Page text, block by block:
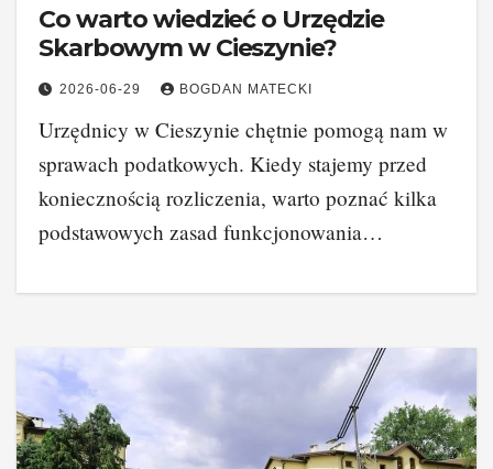
Co warto wiedzieć o Urzędzie
Skarbowym w Cieszynie?
2026-06-29 BOGDAN MATECKI
Urzędnicy w Cieszynie chętnie pomogą nam w
sprawach podatkowych. Kiedy stajemy przed
koniecznością rozliczenia, warto poznać kilka
podstawowych zasad funkcjonowania…